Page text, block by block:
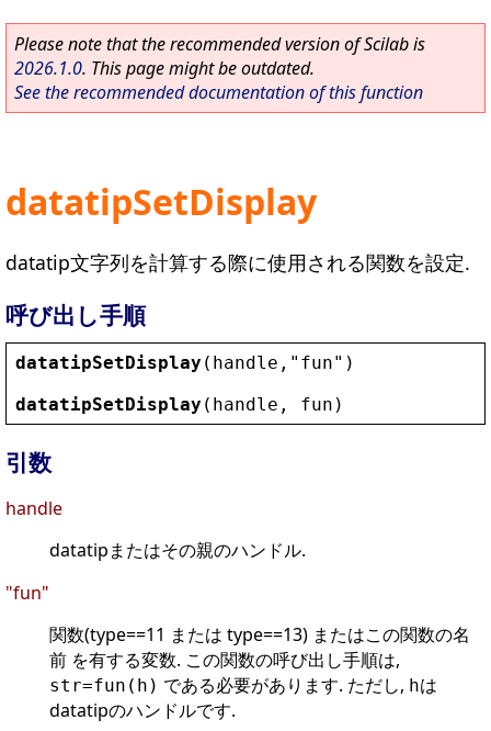
Please note that the recommended version of Scilab is
2026.1.0. This page might be outdated.
See the recommended documentation of this function
datatipSetDisplay
datatip文字列を計算する際に使用される関数を設定.
呼び出し手順
datatipSetDisplay ( handle , " fun" )
datatipSetDisplay ( handle , fun )
引数
handle
datatipまたはその親のハンドル.
"fun"
関数(type==11 または type==13) またはこの関数の名
前 を有する変数. この関数の呼び出し手順は,
str=fun(h) である必要があります. ただし, hは
datatipのハンドルです.